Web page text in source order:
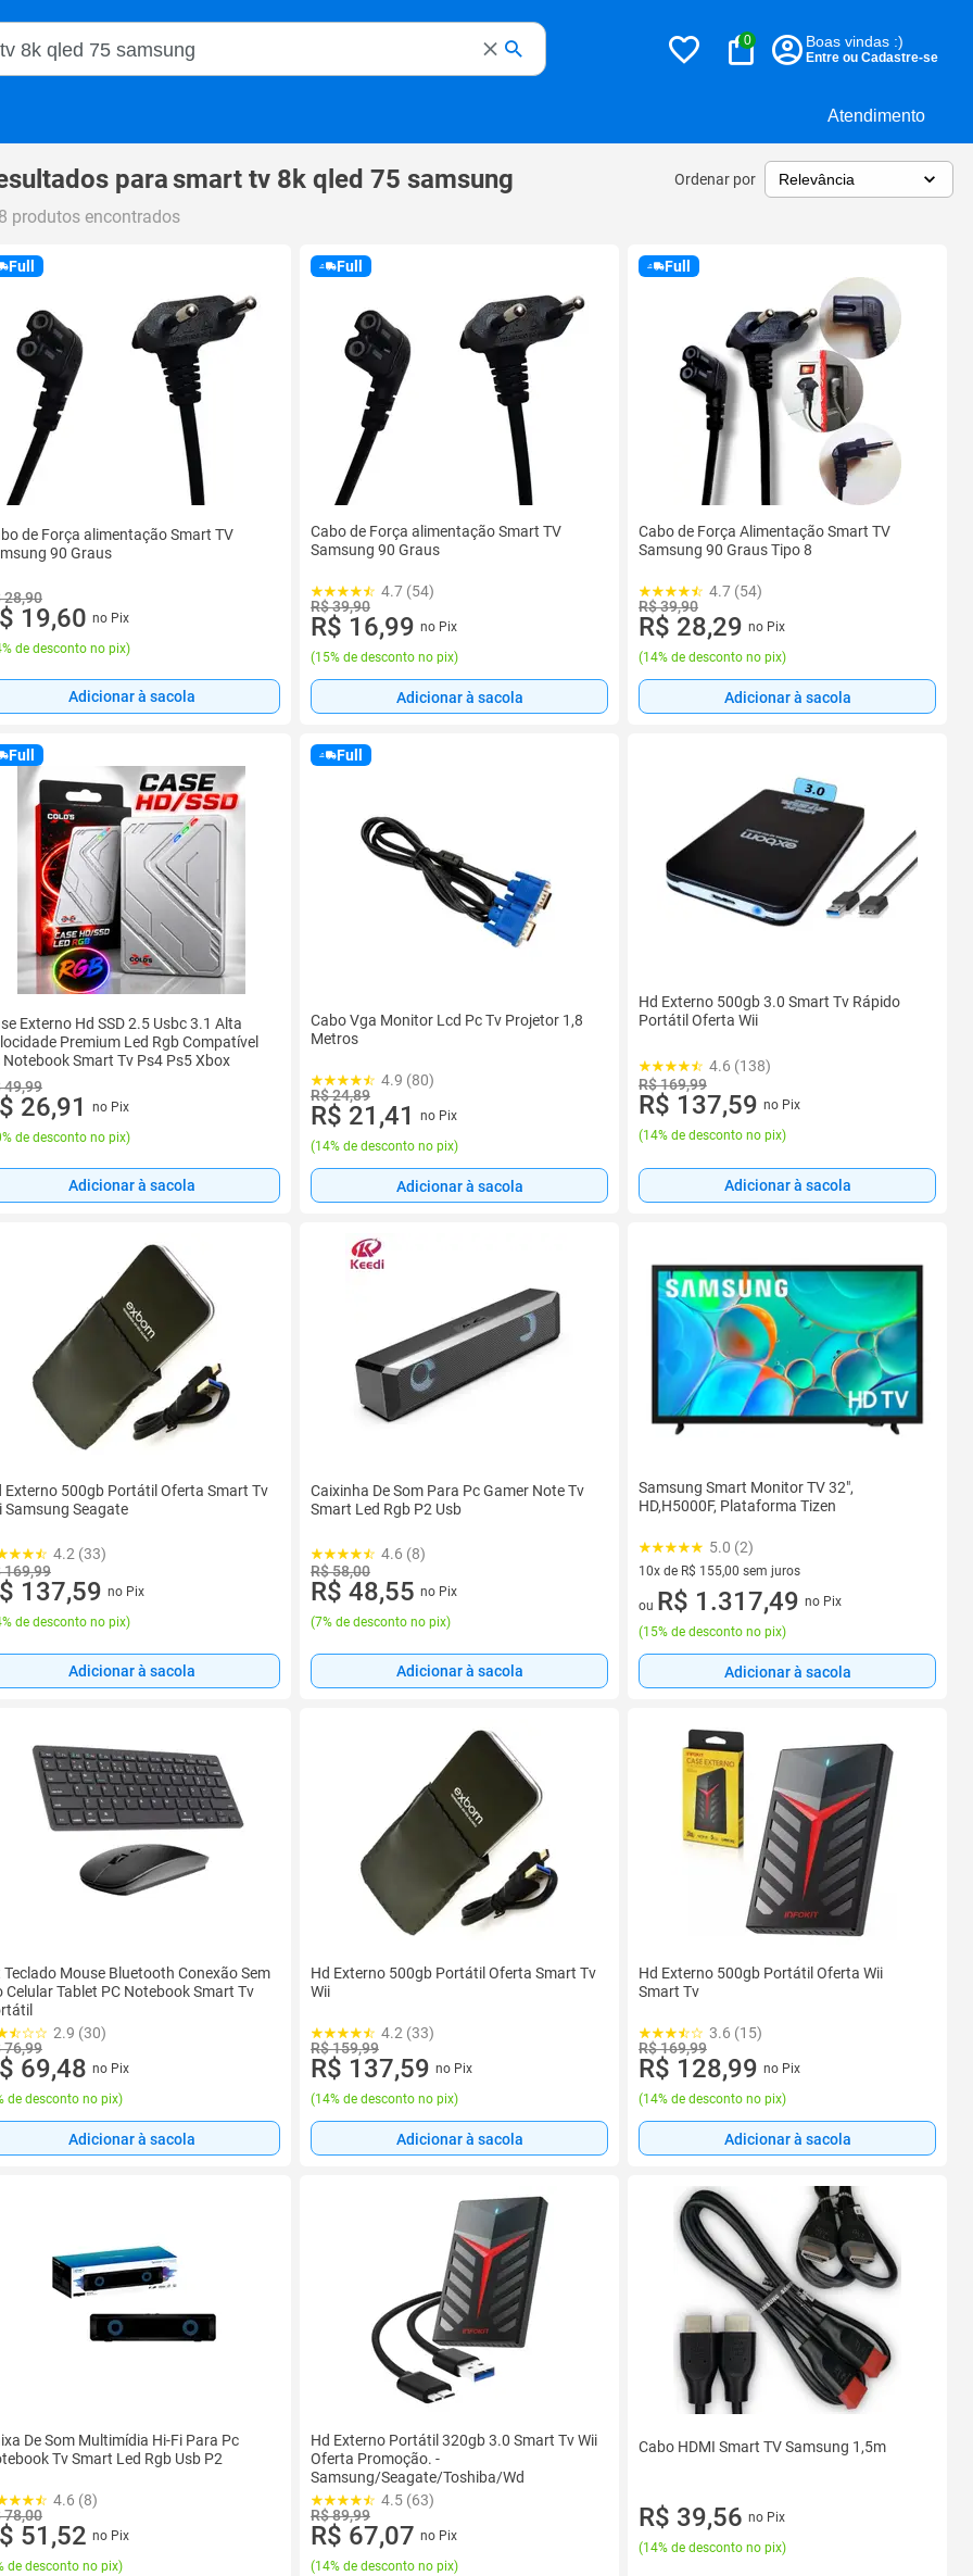
Atendimento
Magalu
0 Boas vindas :)
Entre ou Cadastre-se
parasmart tv 8k qled 75 samsung Ordenar por
produtos encontrados
Full
de Força alimentação Smart TV
90 Graus
28,90
19,60 no Pix
de desconto no pix)
Adicionar à sacola
Full
Cabo de Força alimentação Smart TV
Samsung 90 Graus
4.7 (54)
R$ 39,90
R$ 16,99 no Pix
(15% de desconto no pix)
Adicionar à sacola
Full
Cabo de Força Alimentação Smart TV
Samsung 90 Graus Tipo 8
4.7 (54)
R$ 39,90
R$ 28,29 no Pix
(14% de desconto no pix)
Adicionar à sacola
Full
Externo Hd SSD 2.5 Usbc 3.1 Alta
Premium Led Rgb Compatível
Notebook Smart Tv Ps4 Ps5 Xbox
49,99
26,91
no Pix
de desconto no pix)
Adicionar à sacola
Full
Cabo Vga Monitor Lcd Pc Tv Projetor 1,8
Metros
4.9 (80)
R$ 24,89
R$ 21,41
no Pix
(14% de desconto no pix)
Adicionar à sacola
Hd Externo 500gb 3.0 Smart Tv Rápido
Portátil Oferta Wii
4.6 (138)
R$ 169,99
R$ 137,59 no Pix
(14% de desconto no pix)
Adicionar à sacola
Externo 500gb Portátil Oferta Smart Tv
Samsung Seagate
4.2 (33)
169,99
137,59 no Pix
de desconto no pix)
Adicionar à sacola
Caixinha De Som Para Pc Gamer Note Tv
Smart Led Rgb P2 Usb
4.6 (8)
R$ 58,00
R$ 48,55 no Pix
(7% de desconto no pix)
Adicionar à sacola
Samsung Smart Monitor TV 32",
HD,H5000F, Plataforma Tizen
5.0 (2)
10x de R$ 155,00 sem juros
10 vez de R$ 155,00 sem juros
ou R$ 1.317,49 no Pix
(15% de desconto no pix)
Adicionar à sacola
Teclado Mouse Bluetooth Conexão Sem
Celular Tablet PC Notebook Smart Tv
2.9 (30)
76,99
69,48 no Pix
de desconto no pix)
Adicionar à sacola
Hd Externo 500gb Portátil Oferta Smart Tv
Wii
4.2 (33)
R$ 159,99
R$ 137,59 no Pix
(14% de desconto no pix)
Adicionar à sacola
Hd Externo 500gb Portátil Oferta Wii
Smart Tv
3.6 (15)
R$ 169,99
R$ 128,99 no Pix
(14% de desconto no pix)
Adicionar à sacola
De Som Multimídia Hi-Fi Para Pc
Tv Smart Led Rgb Usb P2
4.6 (8)
78,00
51,52 no Pix
de desconto no pix)
Hd Externo Portátil 320gb 3.0 Smart Tv Wii
Oferta Promoção. -
Samsung/Seagate/Toshiba/Wd
4.5 (63)
R$ 89,99
R$ 67,07 no Pix
(14% de desconto no pix)
Cabo HDMI Smart TV Samsung 1,5m
R$ 39,56 no Pix
(14% de desconto no pix)